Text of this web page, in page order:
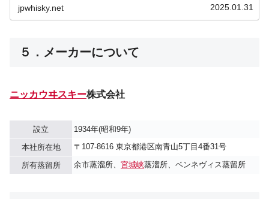
jpwhisky.net 2025.01.31
５．メーカーについて
ニッカウヰスキー株式会社
設立
1934年(昭和9年)
本社所在地
〒107-8616 東京都港区南青山5丁目4番31号
所有蒸留所 余市蒸溜所、 宮城峡蒸溜所、ベンネヴィス蒸留所